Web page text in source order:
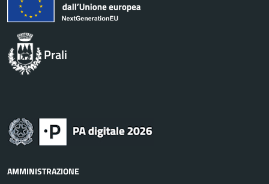
Prali
AMMINISTRAZIONE